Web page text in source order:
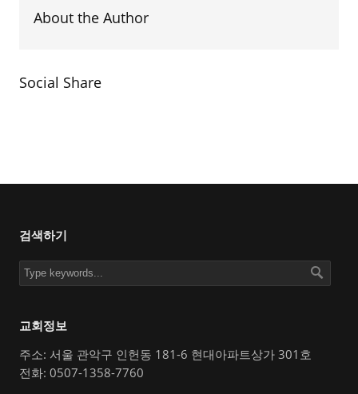
About the Author
Social Share
검색하기
교회정보
주소: 서울 관악구 인헌동 181-6 현대아파트상가 301호
전화: 0507-1358-7760